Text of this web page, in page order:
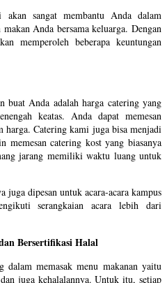
akan sangat membantu Anda dalam
Anda bersama keluarga. Dengan
memperoleh beberapa keuntungan
buat Anda adalah harga catering yang
keatas. Anda dapat memesan
harga. Catering kami juga bisa menjadi
catering kost yang biasanya
jarang memiliki waktu luang untuk
juga dipesan untuk acara-acara kampus
serangkaian acara lebih dari
Bersertifikasi Halal
memasak menu makanan yaitu
juga kehalalannya. Untuk itu, setiap